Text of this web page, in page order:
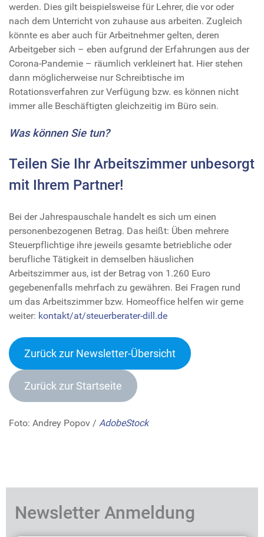
werden. Dies gilt beispielsweise für Lehrer, die vor oder
nach dem Unterricht von zuhause aus arbeiten. Zugleich
könnte es aber auch für Arbeitnehmer gelten, deren
Arbeitgeber sich – eben aufgrund der Erfahrungen aus der
Corona-Pandemie – räumlich verkleinert hat. Hier stehen
dann möglicherweise nur Schreibtische im
Rotationsverfahren zur Verfügung bzw. es können nicht
immer alle Beschäftigten gleichzeitig im Büro sein.
Was können Sie tun?
Teilen Sie Ihr Arbeitszimmer unbesorgt
mit Ihrem Partner!
Bei der Jahrespauschale handelt es sich um einen
personenbezogenen Betrag. Das heißt: Üben mehrere
Steuerpflichtige ihre jeweils gesamte betriebliche oder
berufliche Tätigkeit in demselben häuslichen
Arbeitszimmer aus, ist der Betrag von 1.260 Euro
gegebenenfalls mehrfach zu gewähren. Bei Fragen rund
um das Arbeitszimmer bzw. Homeoffice helfen wir gerne
weiter: kontakt/at/steuerberater-dill.de
Zurück zur Newsletter-Übersicht
Zurück zur Startseite
Foto: Andrey Popov / AdobeStock
Newsletter Anmeldung